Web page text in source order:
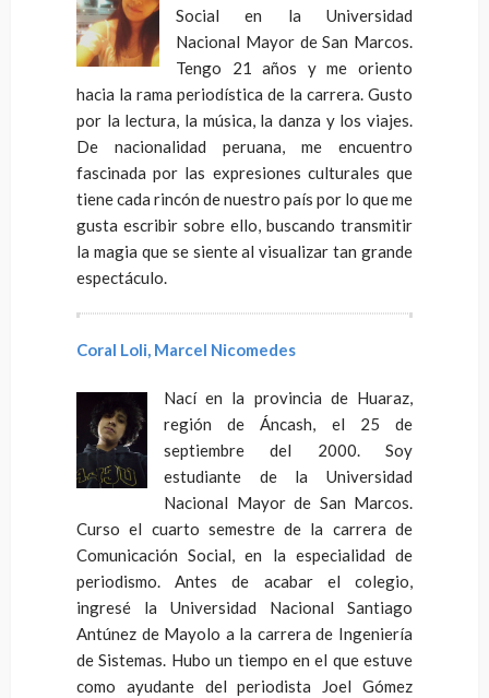
Social en la Universidad
Nacional Mayor de San Marcos.
Tengo 21 años y me oriento
hacia la rama periodística de la carrera. Gusto
por la lectura, la música, la danza y los viajes.
De nacionalidad peruana, me encuentro
fascinada por las expresiones culturales que
tiene cada rincón de nuestro país por lo que me
gusta escribir sobre ello, buscando transmitir
la magia que se siente al visualizar tan grande
espectáculo.
Coral Loli, Marcel Nicomedes
Nací en la provincia de Huaraz,
región de Áncash, el 25 de
septiembre del 2000. Soy
estudiante de la Universidad
Nacional Mayor de San Marcos.
Curso el cuarto semestre de la carrera de
Comunicación Social, en la especialidad de
periodismo. Antes de acabar el colegio,
ingresé la Universidad Nacional Santiago
Antúnez de Mayolo a la carrera de Ingeniería
de Sistemas. Hubo un tiempo en el que estuve
como ayudante del periodista Joel Gómez